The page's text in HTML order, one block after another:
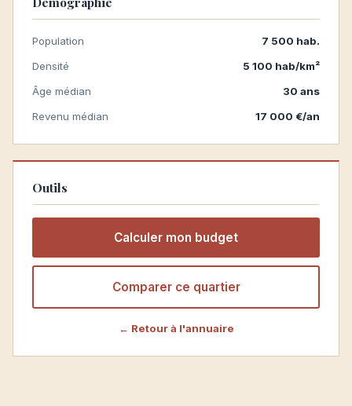
Population
7 500 hab.
Densité
5 100 hab/km²
Âge médian
30 ans
Revenu médian
17 000 €/an
Outils
Calculer mon budget
Comparer ce quartier
← Retour à l'annuaire